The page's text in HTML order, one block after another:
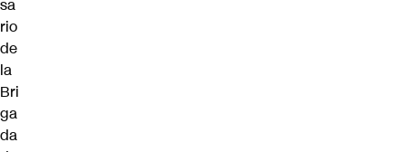
sa
rio
de
la
Bri
ga
da